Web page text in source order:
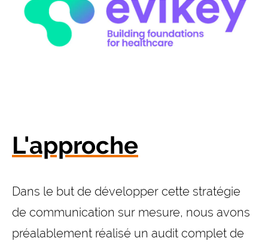
L'approche
Dans le but de développer cette stratégie
de communication sur mesure, nous avons
préalablement réalisé un audit complet de